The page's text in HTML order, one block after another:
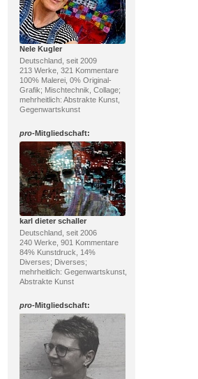
Nele Kugler
Deutschland, seit 2009
213 Werke, 321 Kommentare
100% Malerei, 0% Original-
Grafik; Mischtechnik, Collage;
mehrheitlich: Abstrakte Kunst,
Gegenwartskunst
pro-Mitgliedschaft:
karl dieter schaller
Deutschland, seit 2006
240 Werke, 901 Kommentare
84% Kunstdruck, 14%
Diverses; Diverses;
mehrheitlich: Gegenwartskunst,
Abstrakte Kunst
pro-Mitgliedschaft: